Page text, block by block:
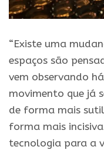
“Existe uma
espaços são
vem observando
movimento que já
de forma mais
forma mais
tecnologia para a